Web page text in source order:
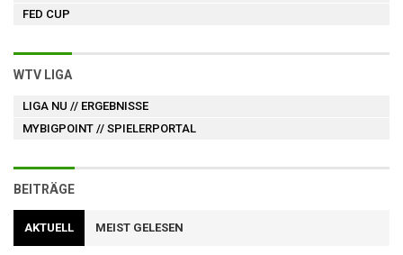
FED CUP
WTV LIGA
LIGA NU // ERGEBNISSE
MYBIGPOINT // SPIELERPORTAL
BEITRÄGE
AKTUELL MEIST GELESEN